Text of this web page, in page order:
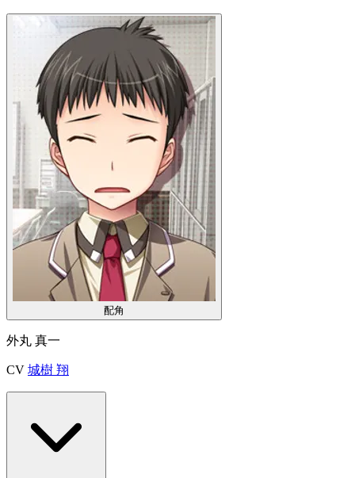
配角
外丸 真一
CV 城樹 翔